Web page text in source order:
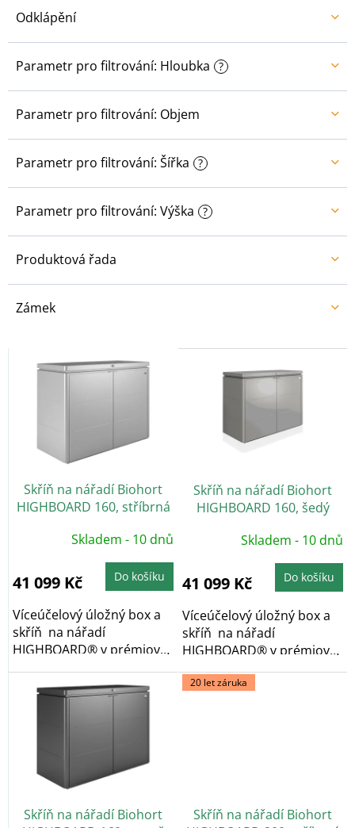
Odklápění
Parametr pro filtrování: Hloubka ?
Parametr pro filtrování: Objem
Parametr pro filtrování: Šířka ?
Parametr pro filtrování: Výška ?
Produktová řada
Zámek
V
Skříň na nářadí Biohort
HIGHBOARD 160, stříbrná
Skladem - 10 dnů
41 099 Kč Do košíku
Víceúčelový úložný box a
skříň na nářadí
HIGHBOARD® v prémiové
Skříň na nářadí Biohort
HIGHBOARD 160, šedý
Skladem - 10 dnů
41 099 Kč Do košíku
Víceúčelový úložný box a
skříň na nářadí
HIGHBOARD® v prémiové
kvalitě, v provedení...
Skříň na nářadí Biohort
20 let záruka
Skříň na nářadí Biohort